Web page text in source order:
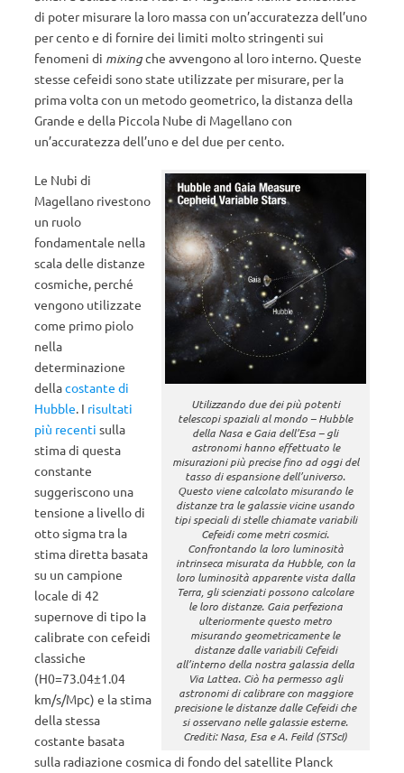
di poter misurare la loro massa con un’accuratezza dell’uno
per cento e di fornire dei limiti molto stringenti sui
fenomeni di mixingche avvengono al loro interno. Queste
stesse cefeidi sono state utilizzate per misurare, per la
prima volta con un metodo geometrico, la distanza della
Grande e della Piccola Nube di Magellano con
un’accuratezza dell’uno e del due per cento.
Utilizzando due dei più potenti
telescopi spaziali al mondo – Hubble
della Nasa e Gaia dell’Esa – gli
astronomi hanno effettuato le
misurazioni più precise fino ad oggi del
tasso di espansione dell’universo.
Questo viene calcolato misurando le
distanze tra le galassie vicine usando
tipi speciali di stelle chiamate variabili
Cefeidi come metri cosmici.
Confrontando la loro luminosità
intrinseca misurata da Hubble, con la
loro luminosità apparente vista dalla
Terra, gli scienziati possono calcolare
le loro distanze. Gaia perfeziona
ulteriormente questo metro
misurando geometricamente le
distanze dalle variabili Cefeidi
all’interno della nostra galassia della
Via Lattea. Ciò ha permesso agli
astronomi di calibrare con maggiore
precisione le distanze dalle Cefeidi che
si osservano nelle galassie esterne.
Crediti: Nasa, Esa e A. Feild (STScI)
Le Nubi di
Magellano rivestono
un ruolo
fondamentale nella
scala delle distanze
cosmiche, perché
vengono utilizzate
come primo piolo
nella
determinazione
dellacostante di
Hubble. I risultati
più recenti sulla
stima di questa
constante
suggeriscono una
tensione a livello di
otto sigma tra la
stima diretta basata
su un campione
locale di 42
supernove di tipo Ia
calibrate con cefeidi
classiche
(H0=73.04±1.04
km/s/Mpc) e la stima
della stessa
costante basata
sulla radiazione cosmica di fondo del satellite Planck